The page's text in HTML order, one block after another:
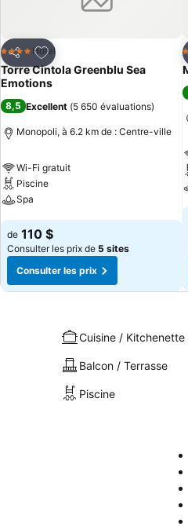
Partager
Ajouter à mes favoris
4 ÉtoilesHotel
Torre Cintola Greenblu Sea
Emotions
8,5 Excellent (5 650 évaluations)
Monopoli, à 6.2 km de : Centre-ville
Wi-Fi gratuit
Piscine
Spa
Consulter les prix
de 110 $
Consulter les prix de 5 sites
Consulter les prix
Cuisine / Kitchenette
Balcon / Terrasse
Piscine